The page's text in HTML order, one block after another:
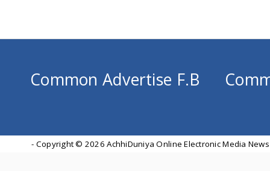
Common Advertise F.B
- Copyright © 2026 AchhiDuniya Online Electronic Media